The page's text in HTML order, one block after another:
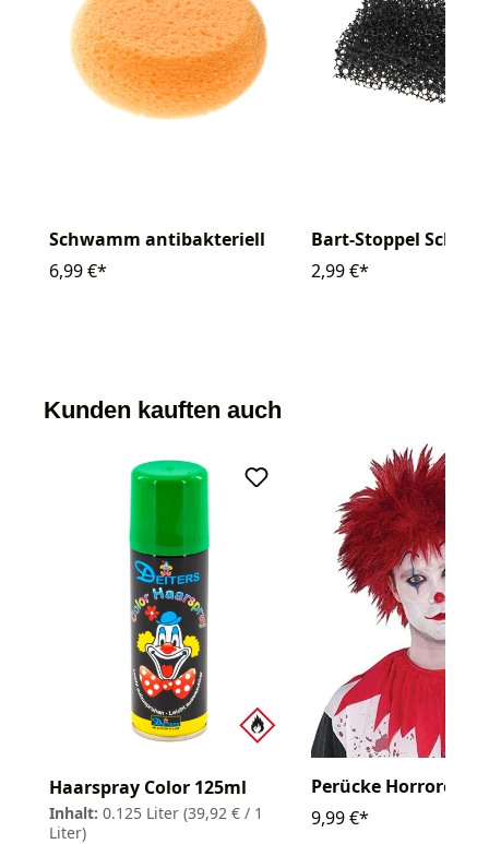
Schwamm antibakteriell
6,99 €*
Bart-Stoppel
2,99 €*
Kunden kauften auch
Haarspray Color 125ml
Inhalt: 0.125 Liter (39,92 € / 1
Liter)
Perücke
9,99 €*